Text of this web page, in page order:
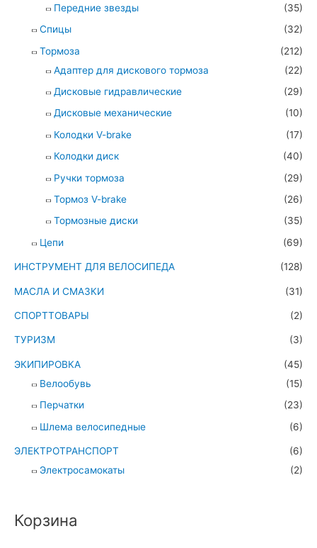
Передние звезды
(35)
Спицы
(32)
Тормоза
(212)
Адаптер для дискового тормоза
(22)
Дисковые гидравлические
(29)
Дисковые механические
(10)
Колодки V-brake
(17)
Колодки диск
(40)
Ручки тормоза
(29)
Тормоз V-brake
(26)
Тормозные диски
(35)
Цепи
(69)
ИНСТРУМЕНТ ДЛЯ ВЕЛОСИПЕДА (128)
МАСЛА И СМАЗКИ (31)
СПОРТТОВАРЫ (2)
ТУРИЗМ (3)
ЭКИПИРОВКА
(45)
Велообувь
(15)
Перчатки
(23)
Шлема велосипедные
(6)
ЭЛЕКТРОТРАНСПОРТ
(6)
Электросамокаты
(2)
Корзина